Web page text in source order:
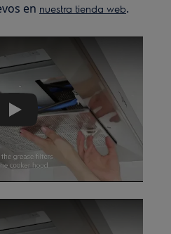
en nuestra tienda web.
Play